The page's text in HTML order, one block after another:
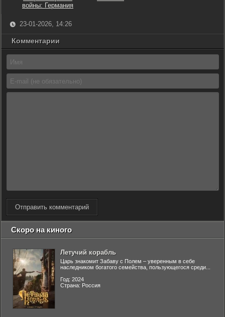
войны: Германия
23-01-2026, 14:26
Комментарии
Отправить комментарий
Скоро на киного
Летучий корабль
Царь знакомит Забаву с Полем – уверенным в себе
наследником богатого семейства, пользующегося среди...
Год: 2024
Страна: Россия